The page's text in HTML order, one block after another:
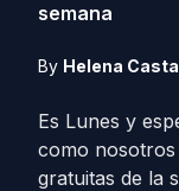
semana
By Helena
Es Lunes y
como
gratuitas de la